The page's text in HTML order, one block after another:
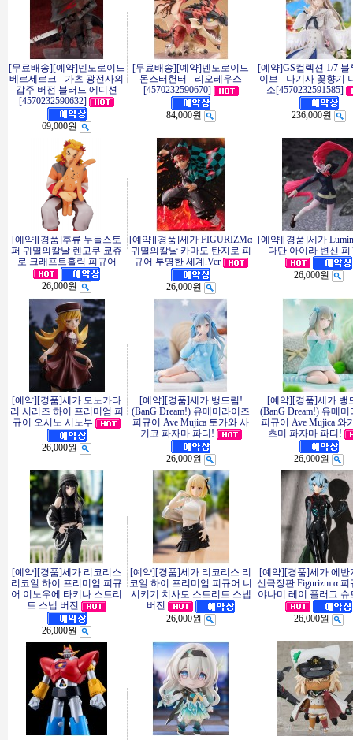
[무료배송][예약]넨도로이드
베르세르크 - 가츠 광전사의
갑주 버전 블러드 에디션
[4570232590632]
69,000원
[무료배송][예약]넨도로이드
몬스터헌터 - 리오레우스
[4570232590670]
84,000원
[예약]GS컬렉션 1/7 블
이브 - 나기사 꽃향기
소[4570232591585]
236,000원
[예약][경품]후류 누들스토
퍼 귀멸의칼날 렌고쿠 쿄쥬
로 크래프트홀릭 피규어
26,000원
[예약][경품]세가 FIGURIZMα
귀멸의칼날 카마도 탄지로 피
규어 투명한 세계.Ver
26,000원
[예약][경품]세가
다단 아이라 변신 피
26,000원
[예약][경품]세가 모노가타
리 시리즈 하이 프리미엄 피
규어 오시노 시노부
26,000원
[예약][경품]세가 뱅드림!
(BanG Dream!) 유메미라이즈
피규어 Ave Mujica 토가와 사
키코 파자마 파티!
26,000원
[예약][경품]세가 뱅
(BanG Dream!) 유메미
피규어 Ave Mujica 와
츠미 파자마 파티!
26,000원
[예약][경품]세가 리코리스
리코일 하이 프리미엄 피규
어 이노우에 타키나 스트리
트 스냅 버전
26,000원
[예약][경품]세가 리코리스 리
코일 하이 프리미엄 피규어 니
시키기 치사토 스트리트 스냅
버전
26,000원
[예약][경품]세가 에반
신극장판 Figurizm α 피
야나미 레이 플러그 슈
26,000원